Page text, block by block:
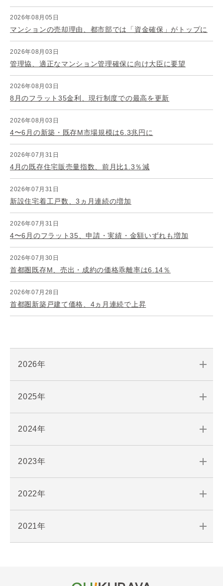
2026年08月05日
マンションの売却理由、都市部では「資金確保」がトップに
2026年08月03日
管理協、適正なマンション管理確保に向け大臣に要望
2026年08月03日
8月のフラット35金利、現行制度での最高を更新
2026年08月03日
4〜6月の新築・既存M市場規模は6.3兆円に
2026年07月31日
4月の既存住宅販売量指数、前月比1.3％減
2026年07月31日
新設住宅着工戸数、3ヵ月連続の増加
2026年07月31日
4〜6月のフラット35、申請・実績・金額いずれも増加
2026年07月30日
首都圏既存M、売出・成約の価格乖離率は6.14％
2026年07月28日
首都圏新築戸建て価格、4ヵ月連続で上昇
2026年
2025年
2024年
2023年
2022年
2021年